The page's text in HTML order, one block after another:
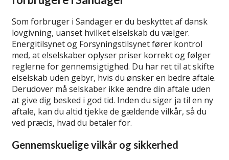
Som forbruger i Sandager er du beskyttet af dansk
lovgivning, uanset hvilket elselskab du vælger.
Energi­tilsynet og Forsyningstilsynet fører kontrol
med, at elselskaber oplyser priser korrekt og følger
reglerne for gennemsigtighed. Du har ret til at skifte
elselskab uden gebyr, hvis du ønsker en bedre aftale.
Derudover må selskaber ikke ændre din aftale uden
at give dig besked i god tid. Inden du siger ja til en ny
aftale, kan du altid tjekke de gældende vilkår, så du
ved præcis, hvad du betaler for.
Gennemskuelige vilkår og sikkerhed